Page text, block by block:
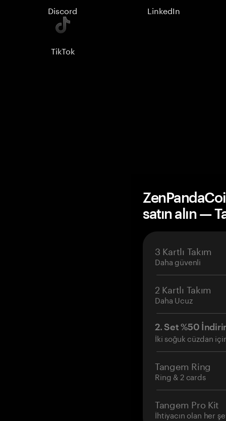
Discord LinkedIn
TikTok
satın alın —
3 Kartlı Takım
Daha güvenli
2 Kartlı Takım
Daha Ucuz
2. Set %50
İki soğuk cüzdan
Tangem Ring
Ring & 2 cards
Tangem Pro Kit
İhtiyacın olan her